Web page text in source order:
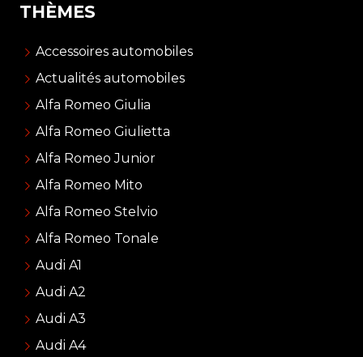
THÈMES
Accessoires automobiles
Actualités automobiles
Alfa Romeo Giulia
Alfa Romeo Giulietta
Alfa Romeo Junior
Alfa Romeo Mito
Alfa Romeo Stelvio
Alfa Romeo Tonale
Audi A1
Audi A2
Audi A3
Audi A4